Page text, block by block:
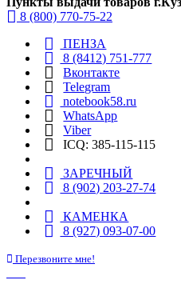
8 (800) 770-75-22
ПЕНЗА
8 (8412) 751-777
Вконтакте
Telegram
notebook58.ru
WhatsApp
Viber
ICQ: 385-115-115
ЗАРЕЧНЫЙ
8 (902) 203-27-74
КАМЕНКА
8 (927) 093-07-00
Перезвоните мне!